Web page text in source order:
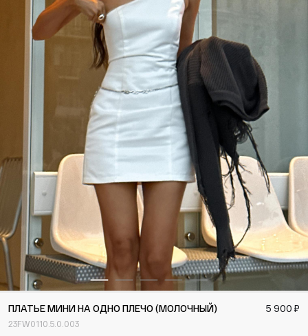
ПЛАТЬЕ МИНИ НА ОДНО ПЛЕЧО (МОЛОЧНЫЙ)
23FW0110.5.0.003
5 900 ₽